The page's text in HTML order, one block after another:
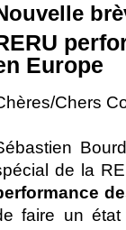
Europe
Chers
de la
faire un